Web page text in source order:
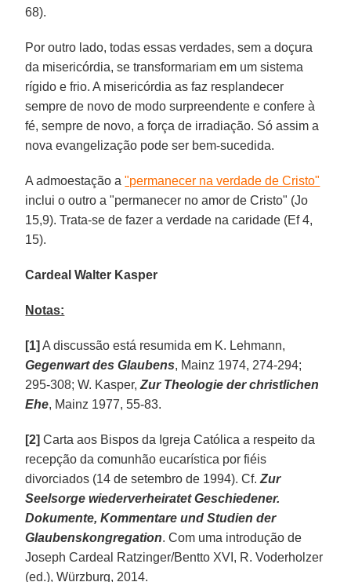
68).
Por outro lado, todas essas verdades, sem a doçura
da misericórdia, se transformariam em um sistema
rígido e frio. A misericórdia as faz resplandecer
sempre de novo de modo surpreendente e confere à
fé, sempre de novo, a força de irradiação. Só assim a
nova evangelização pode ser bem-sucedida.
A admoestação a"permanecer na verdade de Cristo"
inclui o outro a "permanecer no amor de Cristo" (Jo
15,9). Trata-se de fazer a verdade na caridade (Ef 4,
15).
Cardeal Walter Kasper
Notas:
[1] A discussão está resumida em K. Lehmann,
Gegenwart des Glaubens, Mainz 1974, 274-294;
295-308; W. Kasper,Zur Theologie der christlichen
Ehe, Mainz 1977, 55-83.
[2] Carta aos Bispos da Igreja Católica a respeito da
recepção da comunhão eucarística por fiéis
divorciados (14 de setembro de 1994). Cf.Zur
Seelsorge wiederverheiratet Geschiedener.
Dokumente, Kommentare und Studien der
Glaubenskongregation. Com uma introdução de
Joseph Cardeal Ratzinger/Bentto XVI, R. Voderholzer
(ed.), Würzburg, 2014.